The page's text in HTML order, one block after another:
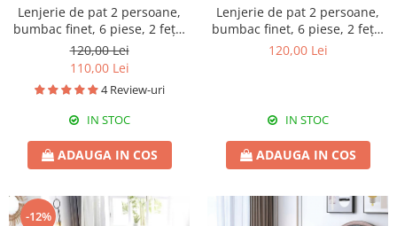
Lenjerie de pat 2 persoane,
bumbac finet, 6 piese, 2 fețe,
planete, SP535
120,00 Lei
110,00 Lei
4 Review-uri
IN STOC
ADAUGA IN COS
Lenjerie de pat 2 persoane,
bumbac finet, 6 piese, 2 fețe,
SP679
120,00 Lei
IN STOC
ADAUGA IN COS
-12%